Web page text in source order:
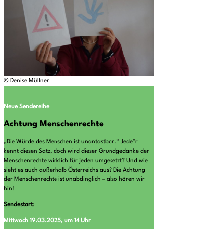
© Denise Müllner
Neue Sendereihe
Achtung Menschenrechte
„Die Würde des Menschen ist unantastbar.“ Jede*r
kennt diesen Satz, doch wird dieser Grundgedanke der
Menschenrechte wirklich für jeden umgesetzt? Und wie
sieht es auch außerhalb Österreichs aus? Die Achtung
der Menschenrechte ist unabdinglich – also hören wir
hin!
Sendestart:
Mittwoch 19.03.2025, um 14 Uhr